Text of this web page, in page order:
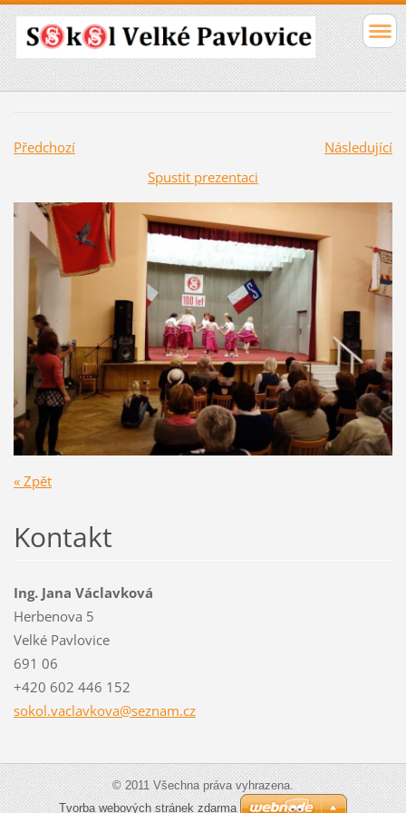
Předchozí
Následující
Spustit prezentaci
« Zpět
Kontakt
Ing. Jana Václavková
Herbenova 5
Velké Pavlovice
691 06
+420 602 446 152
sokol.vaclavkova@seznam.cz
© 2011 Všechna práva vyhrazena.
Tvorba webových stránek zdarma